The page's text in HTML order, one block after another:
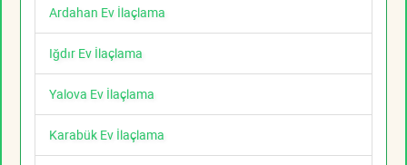
Ardahan Ev İlaçlama
Iğdır Ev İlaçlama
Yalova Ev İlaçlama
Karabük Ev İlaçlama